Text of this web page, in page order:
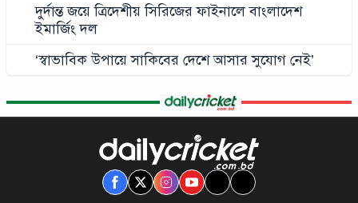
দুর্দান্ত জয়ে ত্রিদেশীয় সিরিজের ফাইনালে বাংলাদেশ
ইমার্জিং দল
‘স্বাভাবিক উপায়ে সাকিবের দেশে আসার সুযোগ নেই’